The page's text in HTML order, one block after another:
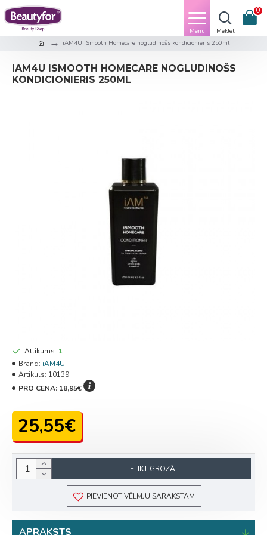
0
iAM4U iSmooth Homecare nogludinošs kondicionieris 250ml
IAM4U ISMOOTH HOMECARE NOGLUDINOŠS
KONDICIONIERIS 250ML
25,55€
Atlikums: 1
Brand: iAM4U
Artikuls: 10139
PRO CENA: 18,95€
IELIKT GROZĀ
PIEVIENOT VĒLMJU SARAKSTAM
APRAKSTS